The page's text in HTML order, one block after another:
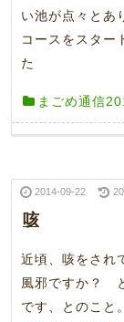
い池が点々とあ
コースをスタ
た
まごめ通信
2014-09-22
咳
近頃、咳をされ
風邪ですか？
です、とのこと